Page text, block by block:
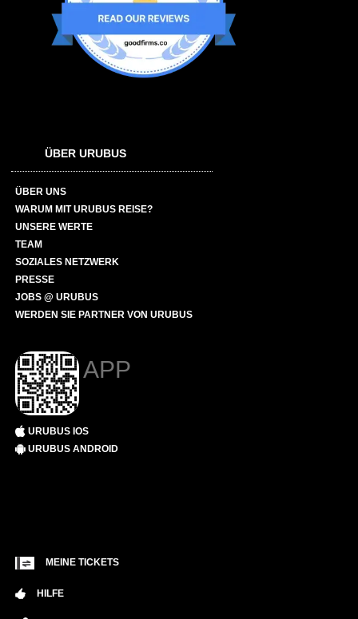
ÜBER URUBUS
ÜBER UNS
WARUM MIT URUBUS REISE?
UNSERE WERTE
TEAM
SOZIALES NETZWERK
PRESSE
JOBS @ URUBUS
WERDEN SIE PARTNER VON URUBUS
APP
URUBUS IOS
URUBUS ANDROID
MEINE TICKETS
HILFE